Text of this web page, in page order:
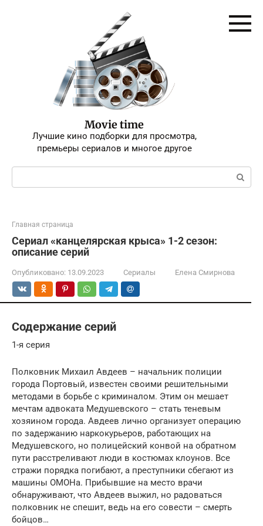
Movie time
Лучшие кино подборки для просмотра,
премьеры сериалов и многое другое
Поиск:
Главная страница
Сериал «канцелярская крыса» 1-2 сезон:
описание серий
Опубликовано: 13.09.2023 Сериалы Елена Смирнова
Содержание серий
1-я серия
Полковник Михаил Авдеев – начальник полиции
города Портовый, известен своими решительными
методами в борьбе с криминалом. Этим он мешает
мечтам адвоката Медушевского – стать теневым
хозяином города. Авдеев лично организует операцию
по задержанию наркокурьеров, работающих на
Медушевского, но полицейский конвой на обратном
пути расстреливают люди в костюмах клоунов. Все
стражи порядка погибают, а преступники сбегают из
машины ОМОНа. Прибывшие на место врачи
обнаруживают, что Авдеев выжил, но радоваться
полковник не спешит, ведь на его совести – смерть
бойцов…